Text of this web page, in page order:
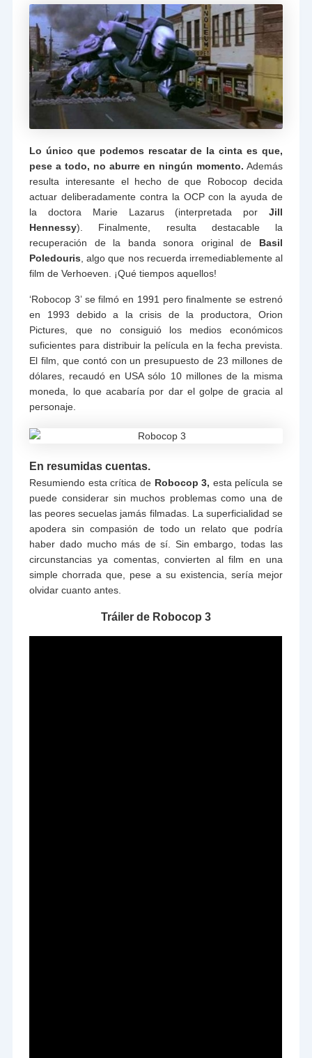
Lo único que podemos rescatar de la cinta es que,
pese a todo, no aburre en ningún momento. Además
resulta interesante el hecho de que Robocop decida
actuar deliberadamente contra la OCP con la ayuda de
la doctora Marie Lazarus (interpretada por Jill
Hennessy). Finalmente, resulta destacable la
recuperación de la banda sonora original de Basil
Poledouris, algo que nos recuerda irremediablemente al
film de Verhoeven. ¡Qué tiempos aquellos!
‘Robocop 3’ se filmó en 1991 pero finalmente se estrenó
en 1993 debido a la crisis de la productora, Orion
Pictures, que no consiguió los medios económicos
suficientes para distribuir la película en la fecha prevista.
El film, que contó con un presupuesto de 23 millones de
dólares, recaudó en USA sólo 10 millones de la misma
moneda, lo que acabaría por dar el golpe de gracia al
personaje.
En resumidas cuentas.
Resumiendo esta crítica de Robocop 3, esta película se
puede considerar sin muchos problemas como una de
las peores secuelas jamás filmadas. La superficialidad se
apodera sin compasión de todo un relato que podría
haber dado mucho más de sí. Sin embargo, todas las
circunstancias ya comentas, convierten al film en una
simple chorrada que, pese a su existencia, sería mejor
olvidar cuanto antes.
Tráiler de Robocop 3